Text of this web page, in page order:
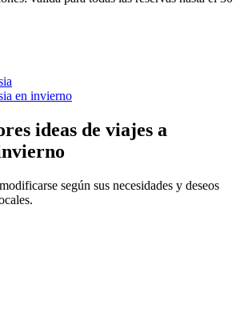
en invierno
ideas de viajes a
según sus necesidades y deseos